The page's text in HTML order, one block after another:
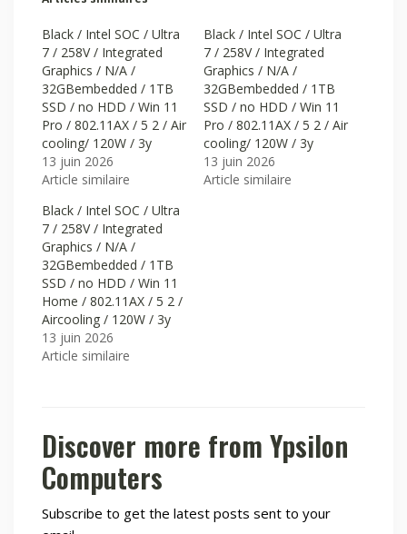
Black / Intel SOC / Ultra
7 / 258V / Integrated
Graphics / N/A /
32GBembedded / 1TB
SSD / no HDD / Win 11
Pro / 802.11AX / 5 2 / Air
cooling/ 120W / 3y
13 juin 2026
Article similaire
Black / Intel SOC / Ultra
7 / 258V / Integrated
Graphics / N/A /
32GBembedded / 1TB
SSD / no HDD / Win 11
Pro / 802.11AX / 5 2 / Air
cooling/ 120W / 3y
13 juin 2026
Article similaire
Black / Intel SOC / Ultra
7 / 258V / Integrated
Graphics / N/A /
32GBembedded / 1TB
SSD / no HDD / Win 11
Home / 802.11AX / 5 2 /
Aircooling / 120W / 3y
13 juin 2026
Article similaire
Discover more from Ypsilon
Computers
Subscribe to get the latest posts sent to your